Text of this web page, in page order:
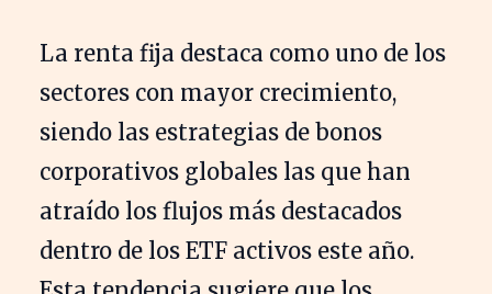
La renta fija destaca como uno de los
sectores con mayor crecimiento,
siendo las estrategias de bonos
corporativos globales las que han
atraído los flujos más destacados
dentro de los ETF activos este año.